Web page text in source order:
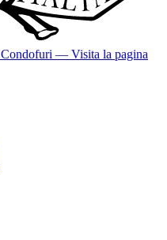
Condofuri — Visita la pagina